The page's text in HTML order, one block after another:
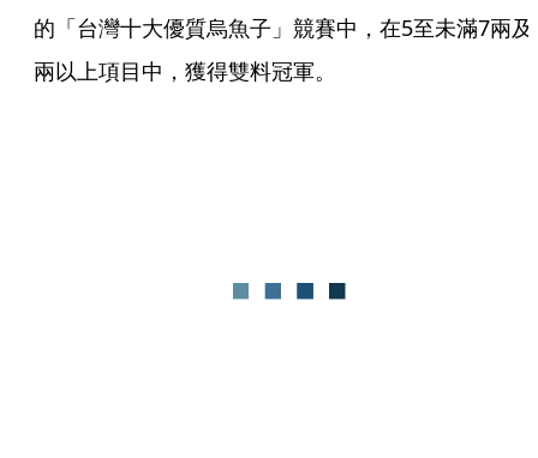
的「台灣十大優質烏魚子」競賽中，在5至未滿7兩
兩以上項目中，獲得雙料冠軍。